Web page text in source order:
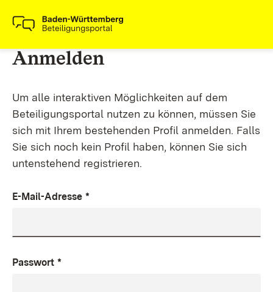
Anmelden
Um alle interaktiven Möglichkeiten auf dem
Beteiligungsportal nutzen zu können, müssen Sie
sich mit Ihrem bestehenden Profil anmelden. Falls
Sie sich noch kein Profil haben, können Sie sich
untenstehend registrieren.
E-Mail-Adresse *
Passwort *